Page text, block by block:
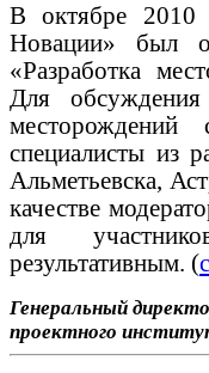
В октябре 2010
Новации» был
«Разработка
Для
месторождений
специалисты из
Альметьевска,
качестве
для
результативным. (
Генеральный
проектного